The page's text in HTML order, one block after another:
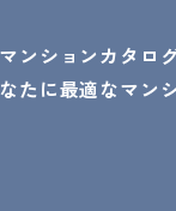
ンションカタロ
たに最適なマン